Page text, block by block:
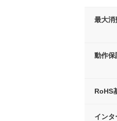
最大消
動作保
RoHS
インタ